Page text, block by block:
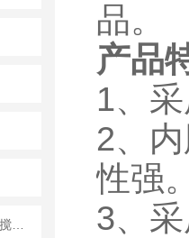
品。
产品
1、
2、
性强
3、